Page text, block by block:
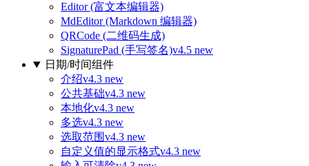
Editor (富文本编辑器)
MdEditor (Markdown 编辑器)
QRCode (二维码生成)
SignaturePad (手写签名)v4.5 new
日期/时间组件
介绍v4.3 new
公共基础v4.3 new
本地化v4.3 new
多选v4.3 new
选取范围v4.3 new
自定义值的显示格式v4.3 new